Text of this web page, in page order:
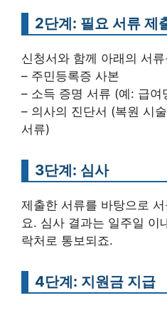
2단계: 필요 서류 제
신청서와 함께 아래의 서
– 주민등록증 사본
– 소득 증명 서류 (예: 급여
– 의사의 진단서 (복원 시
서류)
3단계: 심사
제출한 서류를 바탕으로
요. 심사 결과는 일주일 이
락처로 통보되죠.
4단계: 지원금 지급